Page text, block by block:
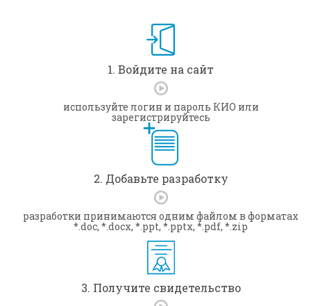
1. Войдите на сайт
используйте логин и пароль КИО или
зарегистрируйтесь
2. Добавьте разработку
разработки принимаются одним файлом в форматах
*.doc, *.docx, *.ppt, *.pptx, *.pdf, *.zip
3. Получите свидетельство